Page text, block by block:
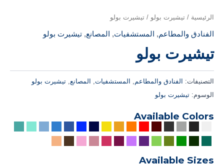
الرئيسية / تيشيرت بولو / تيشيرت بولو
الفنادق والمطاعم, المستشفيات, المصانع, تيشيرت بولو
تيشيرت بولو
التصنيفات: الفنادق والمطاعم المستشفيات المصانع تيشيرت بولو
الوسوم: تيشيرت بولو
Available Colors
Available Sizes